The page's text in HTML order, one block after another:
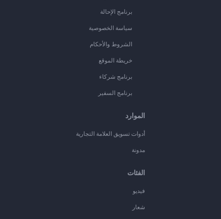
برنامج الإحالة
سياسة الخصوصية
الشروط والأحكام
خريطة الموقع
برنامج شركاء
برنامج السفير
الموارد
أدوات تسويق العلامة التجارية
مدونة
الفئات
فيديو
شعار